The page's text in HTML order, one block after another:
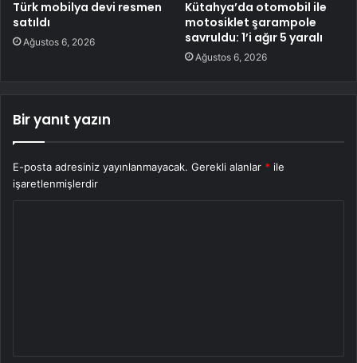
Türk mobilya devi resmen
satıldı
Ağustos 6, 2026
Kütahya’da otomobil ile
motosiklet şarampole
savruldu: 1’i ağır 5 yaralı
Ağustos 6, 2026
Bir yanıt yazın
E-posta adresiniz yayınlanmayacak. Gerekli alanlar * ile
işaretlenmişlerdir